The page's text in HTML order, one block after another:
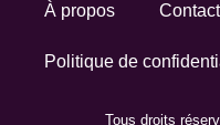
Tous droits
À propos Contact
Politique de